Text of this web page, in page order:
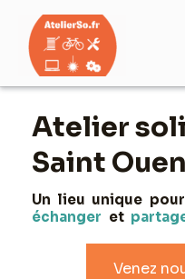
contenu
Atelier
Saint Ouen
Un lieu unique pour
échanger et
Venez